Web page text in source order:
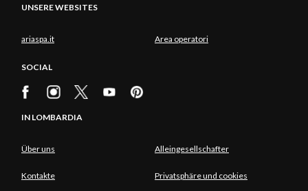
UNSERE WEBSITES
ariaspa.it Area operatori
SOCIAL
IN LOMBARDIA
Über uns Alleingesellschafter
Kontakte Privatsphäre und cookies